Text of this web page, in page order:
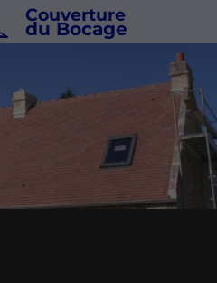
Couverture
du Bocage